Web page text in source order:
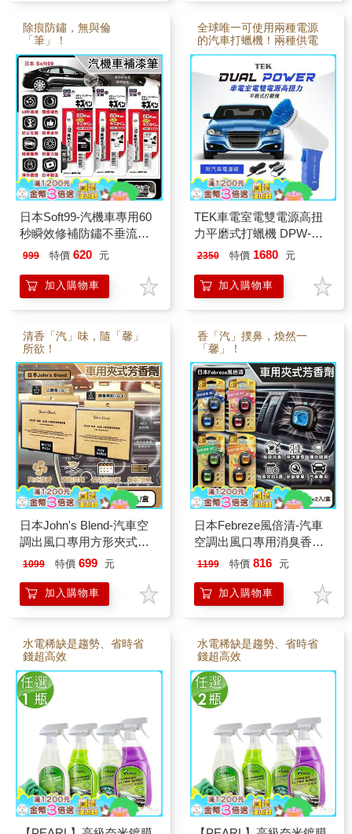
除痕防鏽，無與倫
「筆」！
日本Soft99-汽機車專用60
秒瞬效修補防鏽不垂流固
體蠟筆補漆筆1支/盒 (車子
號塗補隱藏刮傷痕/汽車美
容修護防止生鏽)
999 特價 620 元
加入購物車
全球唯一可使用兩種電源
的汽車打蠟機！兩種供電
方式讓你依現場狀況選擇
適當的電力來源。
TEK車電室電雙電源高扭
力平磨式打蠟機 DPW-
95（台灣製)
2350 特價 1680 元
加入購物車
清香「汽」味，隨「馨」
所欲！
日本John's Blend-汽車空
調出風口專用方形夾式消
臭空氣芳香劑1入/盒(質感
除異味固體香氛/去味留香
長效約30天)
1099 特價 699 元
加入購物車
香「汽」撲鼻，煥然一
「馨」！
日本Febreze風倍清-汽車
空調出風口專用消臭香氛
夾式空氣芳香劑2.5mlx2入/
味留香/濃淡可調節/長效約
8週)
1199 特價 816 元
加入購物車
水電稀缺是趨勢、省時省
錢超高效
水電稀缺是趨勢、省時省
錢超高效